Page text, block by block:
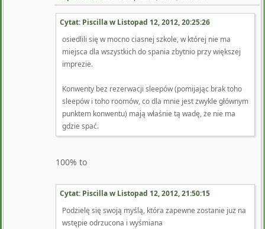
Cytat: Piscilla w Listopad 12, 2012, 20:25:26
osiedlili się w mocno ciasnej szkole, w której nie ma
miejsca dla wszystkich do spania zbytnio przy większej
imprezie.
Konwenty bez rezerwacji sleepów (pomijając brak toho
sleepów i toho roomów, co dla mnie jest zwykle głównym
punktem konwentu) mają właśnie tą wadę, że nie ma
gdzie spać.
100% to
Cytat: Piscilla w Listopad 12, 2012, 21:50:15
Podzielę się swoją myślą, która zapewne zostanie już na
wstępie odrzucona i wyśmiana